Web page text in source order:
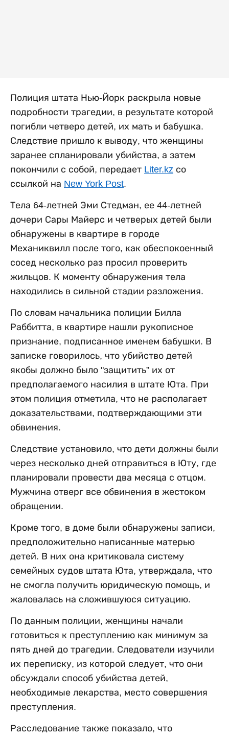
Полиция штата Нью-Йорк раскрыла новые
подробности трагедии, в результате которой
погибли четверо детей, их мать и бабушка.
Следствие пришло к выводу, что женщины
заранее спланировали убийства, а затем
покончили с собой, передает Liter.kz со
ссылкой на New York Post.
Тела 64-летней Эми Стедман, ее 44-летней
дочери Сары Майерс и четверых детей были
обнаружены в квартире в городе
Механиквилл после того, как обеспокоенный
сосед несколько раз просил проверить
жильцов. К моменту обнаружения тела
находились в сильной стадии разложения.
По словам начальника полиции Билла
Раббитта, в квартире нашли рукописное
признание, подписанное именем бабушки. В
записке говорилось, что убийство детей
якобы должно было "защитить” их от
предполагаемого насилия в штате Юта. При
этом полиция отметила, что не располагает
доказательствами, подтверждающими эти
обвинения.
Следствие установило, что дети должны были
через несколько дней отправиться в Юту, где
планировали провести два месяца с отцом.
Мужчина отверг все обвинения в жестоком
обращении.
Кроме того, в доме были обнаружены записи,
предположительно написанные матерью
детей. В них она критиковала систему
семейных судов штата Юта, утверждала, что
не смогла получить юридическую помощь, и
жаловалась на сложившуюся ситуацию.
По данным полиции, женщины начали
готовиться к преступлению как минимум за
пять дней до трагедии. Следователи изучили
их переписку, из которой следует, что они
обсуждали способ убийства детей,
необходимые лекарства, место совершения
преступления.
Расследование также показало, что